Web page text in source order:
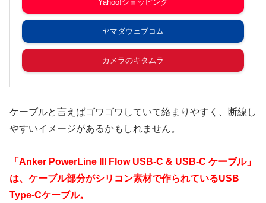
Yahoo!ショッピング
ヤマダウェブコム
カメラのキタムラ
ケーブルと言えばゴワゴワしていて絡まりやすく、断線し
やすいイメージがあるかもしれません。
「Anker PowerLine III Flow USB-C & USB-C ケーブル」
は、ケーブル部分がシリコン素材で作られているUSB
Type-Cケーブル。